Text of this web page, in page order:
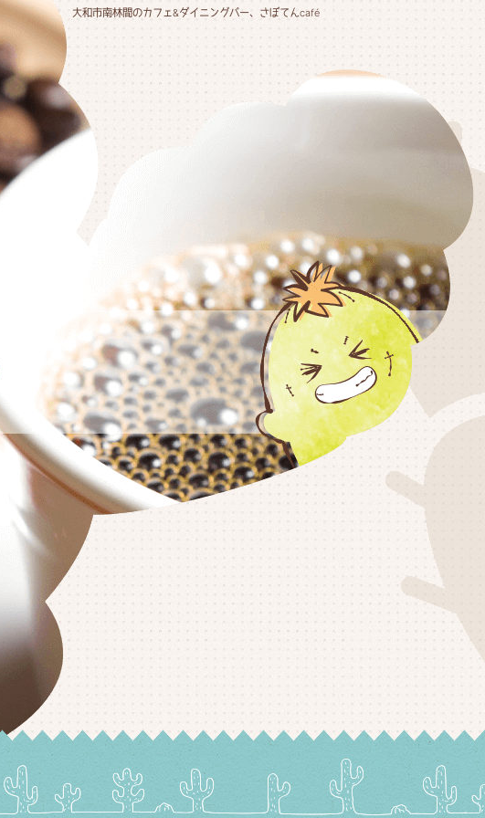
大和市南林間のカフェ&ダイニングバー、さぼてんcafé